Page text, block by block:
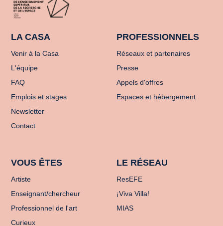
LA CASA
Venir à la Casa
L'équipe
FAQ
Emplois et stages
Newsletter
Contact
PROFESSIONNELS
Réseaux et partenaires
Presse
Appels d'offres
Espaces et hébergement
VOUS ÊTES
Artiste
Enseignant/chercheur
Professionnel de l'art
Curieux
LE RÉSEAU
ResEFE
¡Viva Villa!
MIAS